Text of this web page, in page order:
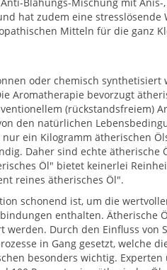
hat zudem eine stresslösende
Mitteln für die ganz
oder chemisch
Aromatherapie bevorzugt
(rückstandsfreiem)
den natürlichen
ein Kilogramm ätherischen
Daher sind echte ätherische
Öl" bietet keinerlei
reines ätherisches Öl".
schonend ist, um die
enthalten. Ätherische
Durch den Einfluss von
in Gang gesetzt, welche
besonders wichtig.